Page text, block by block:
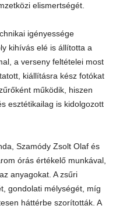
elismertségét.
igényessége
kihívás elé is állította a
a verseny feltételei most
kiállításra kész fotókat
működik, hiszen
esztétikailag is kidolgozott
Szamódy Zsolt Olaf és
órás értékelő munkával,
anyagokat. A zsűri
gondolati mélységét, míg
háttérbe szorították. A